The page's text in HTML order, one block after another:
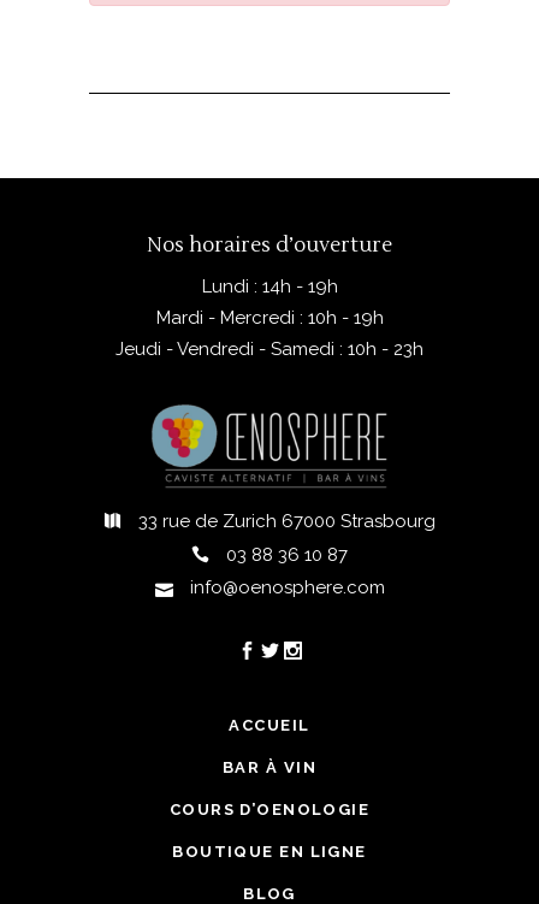
Nos horaires d’ouverture
Lundi : 14h - 19h
Mardi - Mercredi : 10h - 19h
Jeudi - Vendredi - Samedi : 10h - 23h
33 rue de Zurich 67000 Strasbourg
03 88 36 10 87
info@oenosphere.com
ACCUEIL
BAR À VIN
COURS D’OENOLOGIE
BOUTIQUE EN LIGNE
BLOG